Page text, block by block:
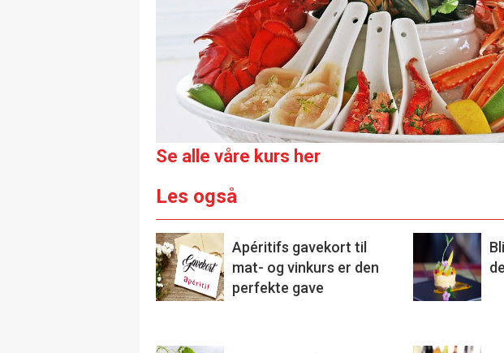
Se alle våre kurs her
Les også
Apéritifs gavekort til
mat- og vinkurs er den
perfekte gave